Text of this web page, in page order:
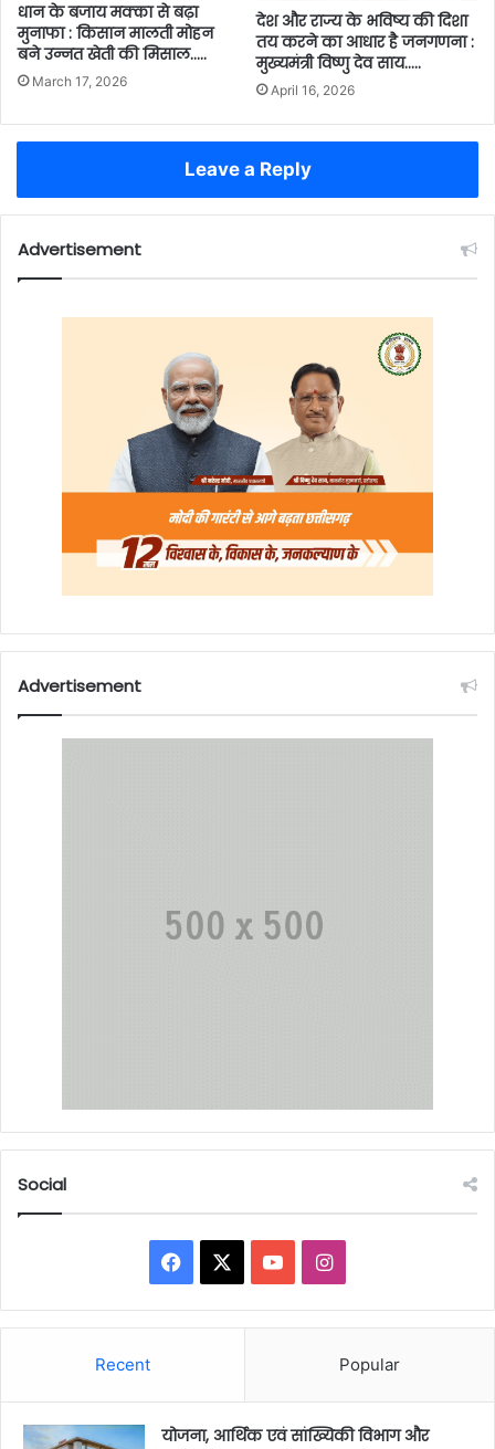
धान के बजाय मक्का से बढ़ा
मुनाफा : किसान मालती मोहन
बने उन्नत खेती की मिसाल…..
March 17, 2026
देश और राज्य के भविष्य की दिशा
तय करने का आधार है जनगणना :
मुख्यमंत्री विष्णु देव साय…..
April 16, 2026
Leave a Reply
Advertisement
Advertisement
Social
Facebook YouTubeInstagram
Recent Popular
योजना, आर्थिक एवं सांख्यिकी विभाग और